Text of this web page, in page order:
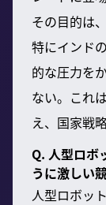
その目的は
特にインド
的な圧力を
ない。これ
え、国家戦
Q. 人型ロボ
うに激しい
人型ロボッ